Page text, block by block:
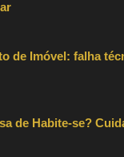
de Imóvel: falha
de Habite-se?